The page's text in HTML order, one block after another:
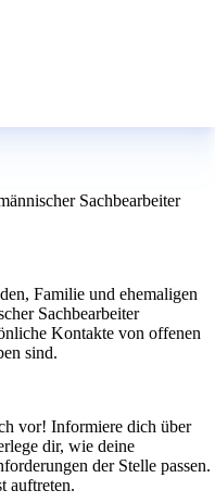
Sachbearbeiter
Familie und ehemaligen
Sachbearbeiter
Kontakte von offenen
sind.
vor! Informiere dich über
dir, wie deine
der Stelle passen.
auftreten.